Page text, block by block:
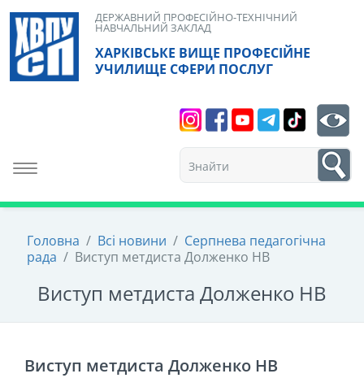
Skip
content
ХАРКІВСЬКЕ ВИЩЕ ПРОФЕСІЙНЕ
УЧИЛИЩЕ СФЕРИ ПОСЛУГ
ДЕРЖАВНИЙ ПРОФЕСІЙНО-ТЕХНІЧНИЙ
НАВЧАЛЬНИЙ ЗАКЛАД
Toggle navigation
1
Головна / Всі новини / Серпнева педагогічна
рада / Виступ метдиста Долженко НВ
Виступ метдиста Долженко НВ
Виступ метдиста Долженко НВ